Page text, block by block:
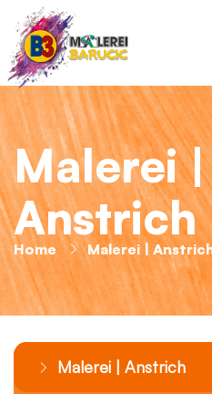
Malerei |
Anstrich
Home Malerei |
Malerei | Anstrich